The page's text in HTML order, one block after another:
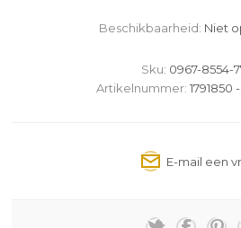
Beschikbaarheid: Niet
Sku: 0967-8554-
Artikelnummer: